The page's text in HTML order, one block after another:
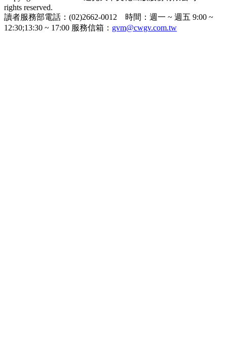
rights reserved.
讀者服務部電話：(02)2662-0012 時間：週一 ~ 週五 9:00 ~
12:30;13:30 ~ 17:00 服務信箱： gvm@cwgv.com.tw